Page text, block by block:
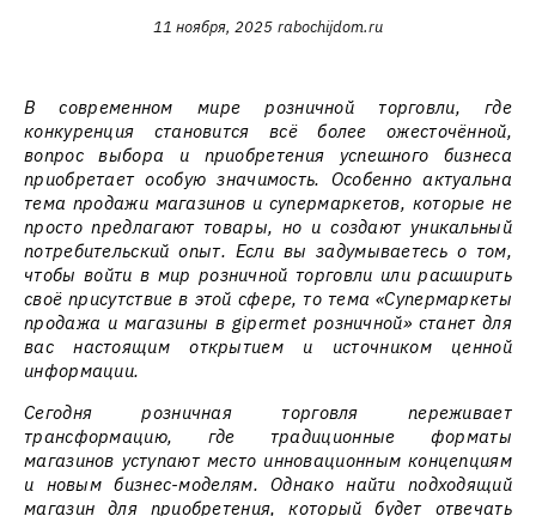
11 ноября, 2025 rabochijdom.ru
В современном мире розничной торговли, где
конкуренция становится всё более ожесточённой,
вопрос выбора и приобретения успешного бизнеса
приобретает особую значимость. Особенно актуальна
тема продажи магазинов и супермаркетов, которые не
просто предлагают товары, но и создают уникальный
потребительский опыт. Если вы задумываетесь о том,
чтобы войти в мир розничной торговли или расширить
своё присутствие в этой сфере, то тема «Супермаркеты
продажа и магазины в gipermet розничной» станет для
вас настоящим открытием и источником ценной
информации.
Сегодня розничная торговля переживает
трансформацию, где традиционные форматы
магазинов уступают место инновационным концепциям
и новым бизнес-моделям. Однако найти подходящий
магазин для приобретения, который будет отвечать